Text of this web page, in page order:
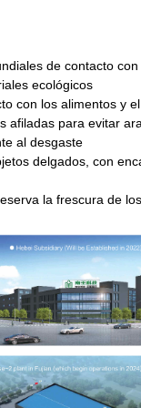
de contacto
ecológicos
con los alimentos y
afiladas para evitar
al desgaste
delgados, con
la frescura de